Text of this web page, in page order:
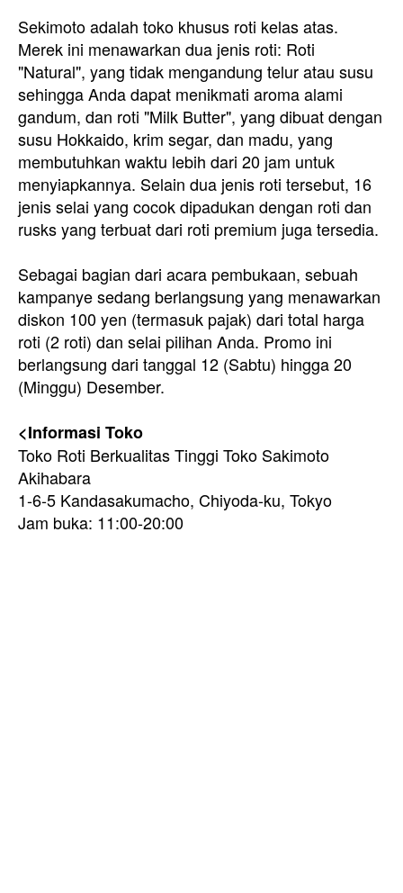
Sekimoto adalah toko khusus roti kelas atas.
Merek ini menawarkan dua jenis roti: Roti
"Natural", yang tidak mengandung telur atau susu
sehingga Anda dapat menikmati aroma alami
gandum, dan roti "Milk Butter", yang dibuat dengan
susu Hokkaido, krim segar, dan madu, yang
membutuhkan waktu lebih dari 20 jam untuk
menyiapkannya. Selain dua jenis roti tersebut, 16
jenis selai yang cocok dipadukan dengan roti dan
rusks yang terbuat dari roti premium juga tersedia.
Sebagai bagian dari acara pembukaan, sebuah
kampanye sedang berlangsung yang menawarkan
diskon 100 yen (termasuk pajak) dari total harga
roti (2 roti) dan selai pilihan Anda. Promo ini
berlangsung dari tanggal 12 (Sabtu) hingga 20
(Minggu) Desember.
<Informasi Toko
Toko Roti Berkualitas Tinggi Toko Sakimoto
Akihabara
1-6-5 Kandasakumacho, Chiyoda-ku, Tokyo
Jam buka: 11:00-20:00